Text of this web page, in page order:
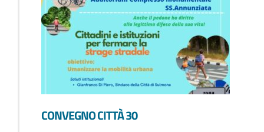
CONVEGNO CITTÀ 30